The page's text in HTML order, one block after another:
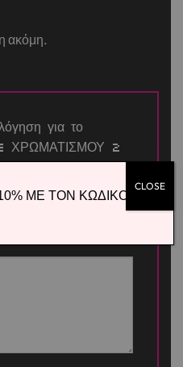
ακόμη.
για το
ΧΡΩΜΑΤΙΣΜΟΥ 2
ΜΕ ΤΟΝ ΚΩΔΙΚΟ
CLOSE